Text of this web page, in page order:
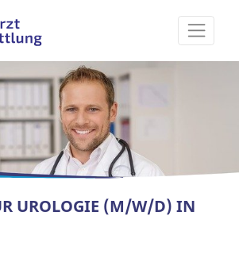
Facharztvermittlung
UROLOGIE (M/W/D) IN